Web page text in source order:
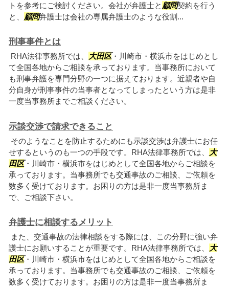
トを参考にご検討ください。会社が弁護士と 顧問契約を行う
と、 顧問弁護士は会社の専属弁護士のような役割...
刑事事件とは
RHA法律事務所では、 大田区・川崎市・横浜市をはじめとし
て全国各地からご相談を承っております。当事務所において
も刑事弁護を専門分野の一つに据えております。近親者や自
分自身が刑事事件の当事者となってしまったという方は是非
一度当事務所までご相談ください。
示談交渉で請求できること
そのようなことを防止するためにも示談交渉は弁護士にお任
せするというのも一つの手段です。RHA法律事務所では、
大
田区・川崎市・横浜市をはじめとして全国各地からご相談を
承っております。当事務所でも交通事故のご相談、ご依頼を
数多く受けております。お困りの方は是非一度当事務所ま
で、ご相談下さい。
弁護士に相談するメリット
また、交通事故の法律相談をする際には、この分野に強い弁
護士にお願いすることが重要です。RHA法律事務所では、
大
田区・川崎市・横浜市をはじめとして全国各地からご相談を
承っております。当事務所でも交通事故のご相談、ご依頼を
数多く受けております。お困りの方は是非一度当事務所ま